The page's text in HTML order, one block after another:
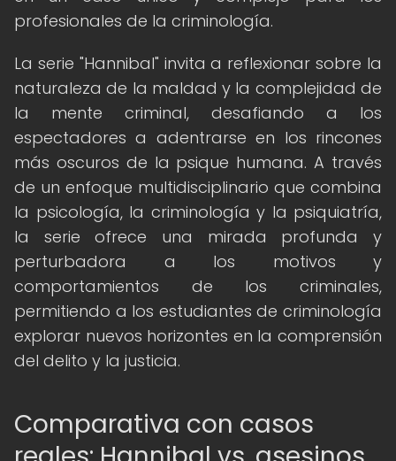
profesionales de la criminología.
La serie "Hannibal" invita a reflexionar sobre la
naturaleza de la maldad y la complejidad de
la mente criminal, desafiando a los
espectadores a adentrarse en los rincones
más oscuros de la psique humana. A través
de un enfoque multidisciplinario que combina
la psicología, la criminología y la psiquiatría,
la serie ofrece una mirada profunda y
perturbadora a los motivos y
comportamientos de los criminales,
permitiendo a los estudiantes de criminología
explorar nuevos horizontes en la comprensión
del delito y la justicia.
Comparativa con casos